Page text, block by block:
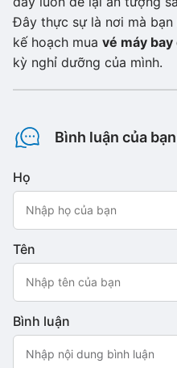
Đây thực sự là nơi mà bạn
kế hoạch mua vé máy bay
kỳ nghỉ dưỡng của mình.
Bình luận của bạn
Họ
Tên
Bình luận